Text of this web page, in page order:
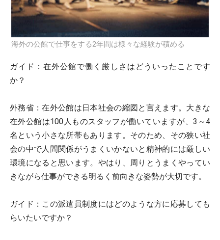
海外の公館で仕事をする2年間は様々な経験が積める
ガイド：在外公館で働く厳しさはどういったことです
か？
外務省：在外公館は日本社会の縮図と言えます。大きな
在外公館は100人ものスタッフが働いていますが、3～4
名という小さな所帯もあります。そのため、その狭い社
会の中で人間関係がうまくいかないと精神的には厳しい
環境になると思います。やはり、周りとうまくやってい
きながら仕事ができる明るく前向きな姿勢が大切です。
ガイド： この派遣員制度にはどのような方に応募しても
らいたいですか？